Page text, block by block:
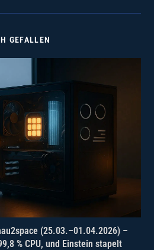
GEFALLEN
(25.03.–01.04.2026) –
% CPU, und Einstein stapelt